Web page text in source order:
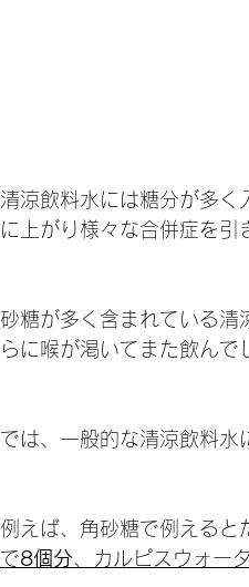
清涼飲料水には糖分が多く
に上がり様々な合併症を引
砂糖が多く含まれている清
らに喉が渇いてまた飲んで
では、一般的な清涼飲料水
例えば、角砂糖で例えると
で8個分、カルピスウォー